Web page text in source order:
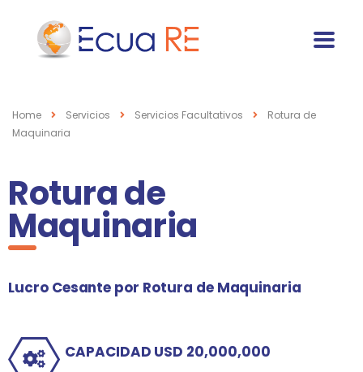
Home Servicios Servicios Facultativos
Rotura de
Maquinaria
Rotura de
Maquinaria
Lucro Cesante por Rotura de Maquinaria
CAPACIDAD USD 20,000,000